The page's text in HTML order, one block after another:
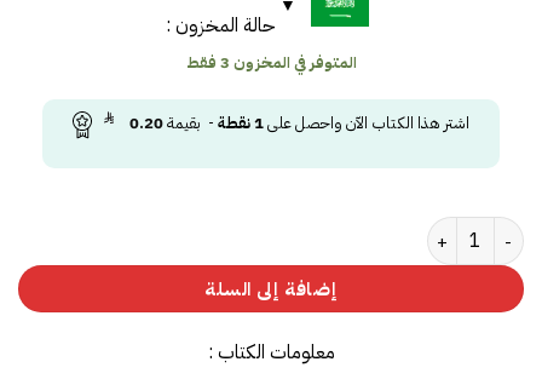
حالة المخزون :
المتوفر في المخزون 3 فقط
اشتر هذا الكتاب الآن واحصل على1نقطة- بقيمة0.20
كمية القلة الغالبة
إضافة إلى السلة
معلومات الكتاب :